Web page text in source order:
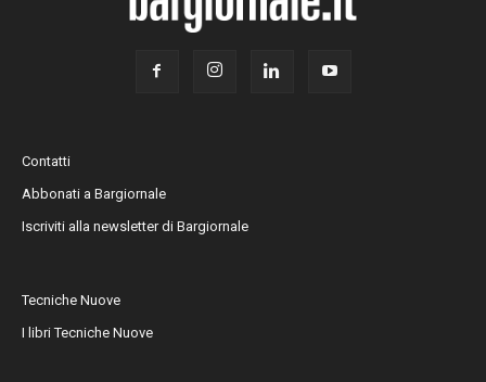
Contatti
Abbonati a Bargiornale
Iscriviti alla newsletter di Bargiornale
Tecniche Nuove
I libri Tecniche Nuove